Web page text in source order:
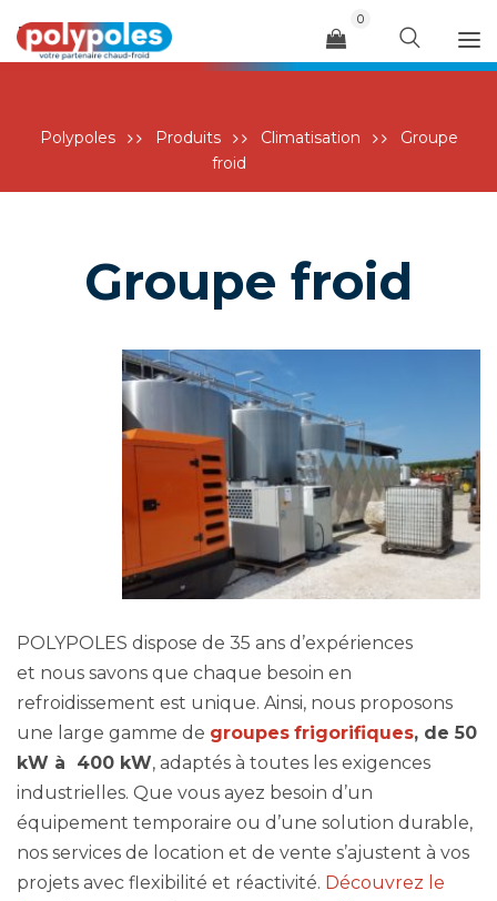
Menu
0
Polypoles Produits Climatisation
Groupe
froid
Groupe froid
POLYPOLES dispose de 35 ans d’expériences
et nous savons que chaque besoin en
refroidissement est unique. Ainsi, nous proposons
une large gamme de groupes frigorifiques, de 50
kW à 400 kW, adaptés à toutes les exigences
industrielles. Que vous ayez besoin d’un
équipement temporaire ou d’une solution durable,
nos services de location et de vente s’ajustent à vos
projets avec flexibilité et réactivité. Découvrez le